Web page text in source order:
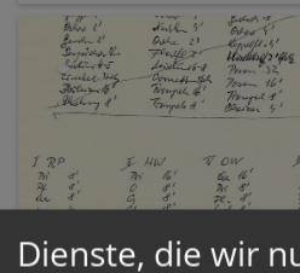
Dienste, die wir